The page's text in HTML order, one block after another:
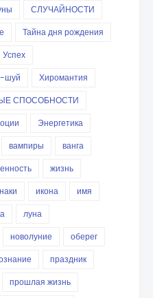
СЛУЧАЙНОСТИ
Тайна дня рождения
Успех
шуй
Хиромантия
СПОСОБНОСТИ
Энергетика
вампиры
ванга
жизнь
икона
имя
луна
новолуние
оберег
праздник
прошлая жизнь